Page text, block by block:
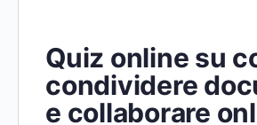
Quiz online su
condividere
e collaborare